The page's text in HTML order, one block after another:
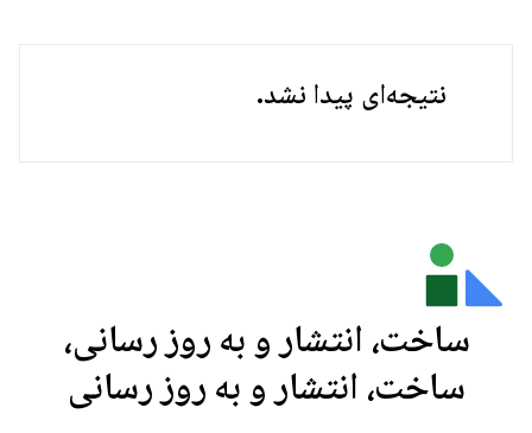
نتیجه‌ای پیدا نشد.
ساخت، انتشار و به روز رسانی،
ساخت، انتشار و به روز رسانی